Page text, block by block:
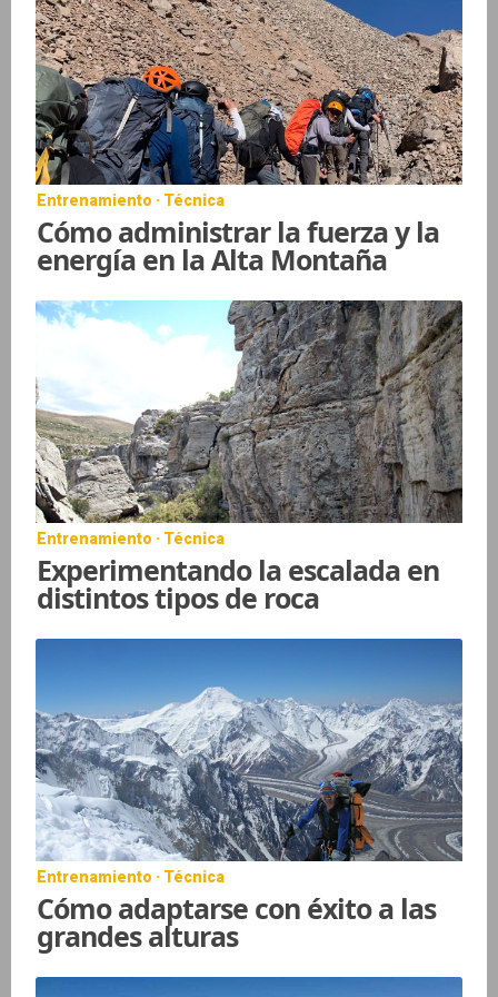
Entrenamiento · Técnica
Cómo administrar la fuerza y la
energía en la Alta Montaña
Entrenamiento · Técnica
Experimentando la escalada en
distintos tipos de roca
Entrenamiento · Técnica
Cómo adaptarse con éxito a las
grandes alturas